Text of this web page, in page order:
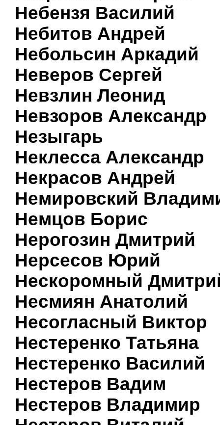
Небензя Василий
Небитов Андрей
Небольсин Аркадий
Неверов Сергей
Невзлин Леонид
Невзоров Александр
Незыгарь
Неклесса Александр
Некрасов Андрей
Немировский
Немцов Борис
Нерогозин Дмитрий
Нерсесов Юрий
Нескоромный
Несмиян Анатолий
Несогласный Виктор
Нестеренко Татьяна
Нестеренко Василий
Нестеров Вадим
Нестеров Владимир